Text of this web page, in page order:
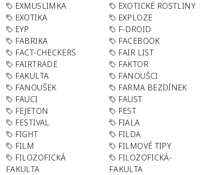
EXMUSLIMKA
EXOTICKÉ ROSTLINY
EXOTIKA
EXPLOZE
EYP
F-DROID
FABRIKA
FACEBOOK
FACT-CHECKERS
FAIR LIST
FAIRTRADE
FAKTOR
FAKULTA
FANOUŠCI
FANOUŠEK
FARMA BEZDÍNEK
FAUCI
FAUST
FEJETON
FEST
FESTIVAL
FIALA
FIGHT
FILDA
FILM
FILMOVÉ TIPY
FILOZOFICKÁ
FAKULTA
FILOZOFICKÁ-
FAKULTA